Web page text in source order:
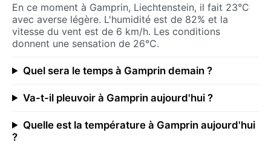
En ce moment à Gamprin, Liechtenstein, il fait 23°C
avec averse légère. L'humidité est de 82% et la
vitesse du vent est de 6 km/h. Les conditions
donnent une sensation de 26°C.
Quel sera le temps à Gamprin demain ?
Va-t-il pleuvoir à Gamprin aujourd'hui ?
Quelle est la température à Gamprin aujourd'hui
?